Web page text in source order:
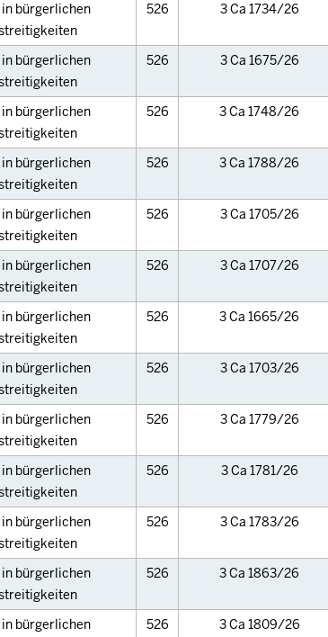
in bürgerlichen
526 3 Ca 1734/26
in bürgerlichen
526 3 Ca 1675/26
in bürgerlichen
526 3 Ca 1748/26
in bürgerlichen
526 3 Ca 1788/26
in bürgerlichen
526 3 Ca 1705/26
in bürgerlichen
526 3 Ca 1707/26
in bürgerlichen
526 3 Ca 1665/26
in bürgerlichen
526 3 Ca 1703/26
in bürgerlichen
526 3 Ca 1779/26
in bürgerlichen
526 3 Ca 1781/26
in bürgerlichen
526 3 Ca 1783/26
in bürgerlichen
526 3 Ca 1863/26
in bürgerlichen
526 3 Ca 1809/26